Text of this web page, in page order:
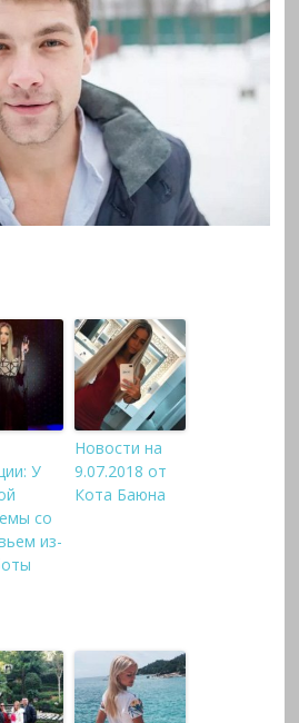
У
со
из-
Новости на
9.07.2018 от
Кота Баюна